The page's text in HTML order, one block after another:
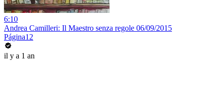
6:10
Andrea Camilleri: Il Maestro senza regole 06/09/2015
Página12
il y a 1 an